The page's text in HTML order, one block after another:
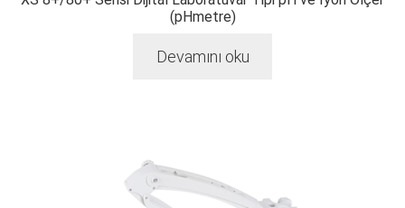
(pHmetre)
Devamını oku